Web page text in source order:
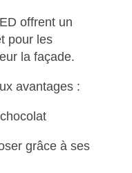
offrent un
pour les
la façade.
avantages :
grâce à ses